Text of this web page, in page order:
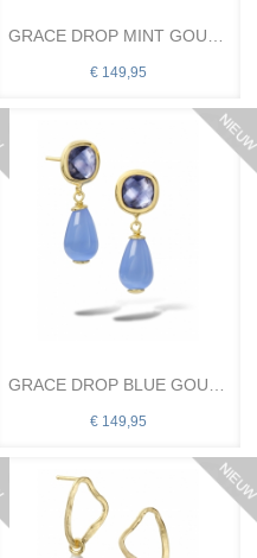
€ 149,95
€ 149,95